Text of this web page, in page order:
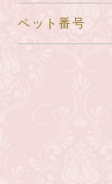
ペット番号